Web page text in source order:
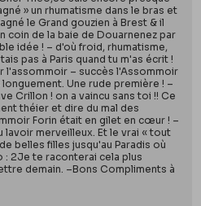
» un rhumatisme dans le bras et
le Grand gouzien à Brest & il
coin de la baie de Douarnenez par
idée ! – d'où froid, rhumatisme,
pas à Paris quand tu m'as écrit !
l'assommoir – succès l'Assommoir
Une rude première ! –
Crillon ! on a vaincu sans toi !! Ce
théier et dire du mal des
Forin était en gilet en cœur ! –
lavoir merveilleux. Et le vrai « tout
belles filles jusqu'au Paradis où
: 2Je te raconterai cela plus
demain. –Bons Compliments à